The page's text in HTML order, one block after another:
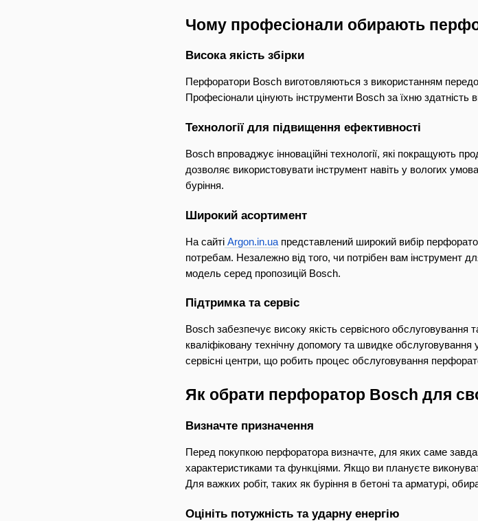
Чому професіонали обирають
Висока якість збірки
Перфоратори Bosch виготовляються з використанням
Професіонали цінують інструменти Bosch за їхню
Технології для підвищення ефективності
Bosch впроваджує інноваційні технології, які покращують
дозволяє використовувати інструмент навіть у вологих
буріння.
Широкий асортимент
На сайті Argon.in.ua представлений широкий вибір
потребам. Незалежно від того, чи потрібен вам інструмент
модель серед пропозицій Bosch.
Підтримка та сервіс
Bosch забезпечує високу якість сервісного
кваліфіковану технічну допомогу та швидке обслуговування
сервісні центри, що робить процес обслуговування
Як обрати перфоратор Bosch для
Визначте призначення
Перед покупкою перфоратора визначте, для яких саме
характеристиками та функціями. Якщо ви плануєте
Для важких робіт, таких як буріння в бетоні та арматурі,
Оцініть потужність та ударну енергію